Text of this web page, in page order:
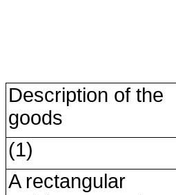
Description of the
goods
(1)
A rectangular